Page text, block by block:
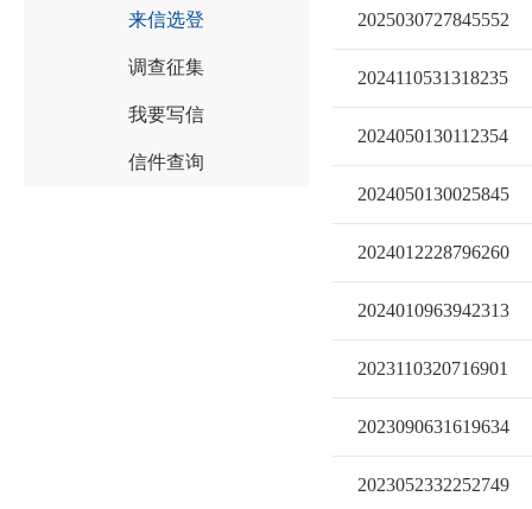
来信选登
调查征集
我要写信
信件查询
2025030727845552
2024110531318235
2024050130112354
2024050130025845
2024012228796260
2024010963942313
2023110320716901
2023090631619634
2023052332252749